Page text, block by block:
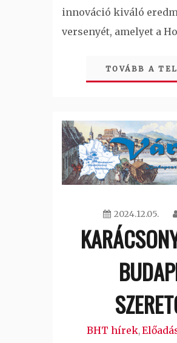
innováció kiváló
versenyét, amelyet a
TOVÁBB A
2024.12.05.
BHT hírek,